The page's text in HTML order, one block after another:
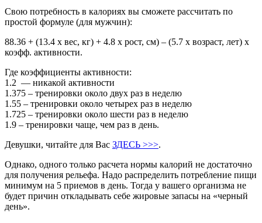
Свою потребность в калориях вы сможете рассчитать по
простой формуле (для мужчин):
88.36 + (13.4 х вес, кг) + 4.8 х рост, см) – (5.7 х возраст, лет) х
коэфф. активности.
Где коэффициенты активности:
1.2 — никакой активности
1.375 – тренировки около двух раз в неделю
1.55 – тренировки около четырех раз в неделю
1.725 – тренировки около шести раз в неделю
1.9 – тренировки чаще, чем раз в день.
Девушки, читайте для Вас ЗДЕСЬ >>>.
Однако, одного только расчета нормы калорий не достаточно
для получения рельефа. Надо распределить потребление пищи
минимум на 5 приемов в день. Тогда у вашего организма не
будет причин откладывать себе жировые запасы на «черный
день».